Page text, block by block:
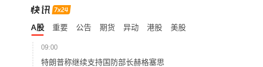
A股 重要 公告 期货 异动 港股 美股
09:00
特朗普称继续支持国防部长赫格塞思